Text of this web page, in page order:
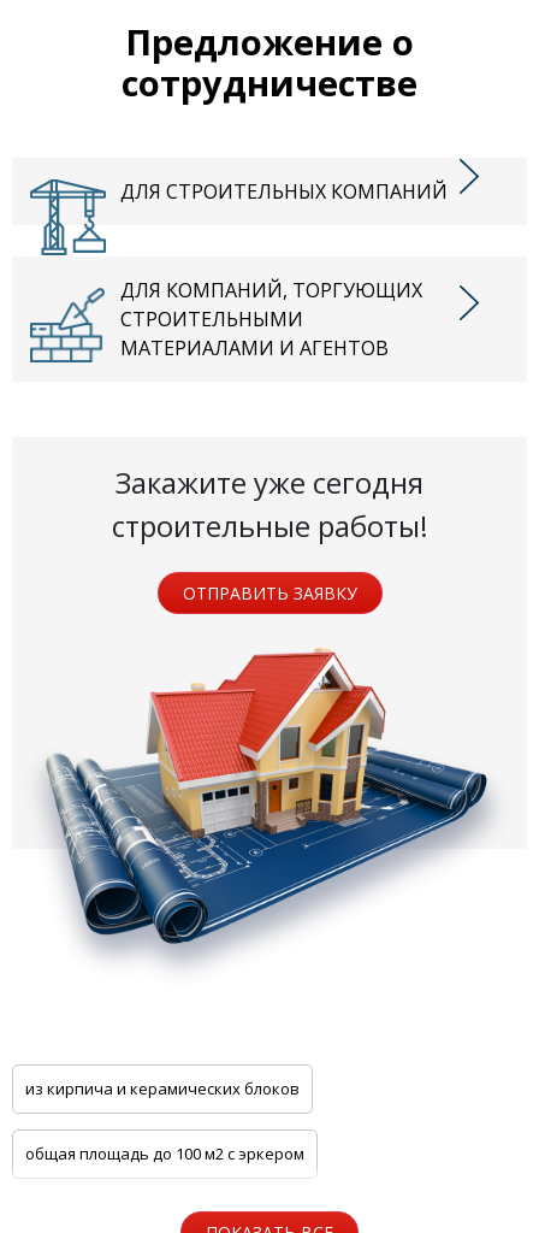
Предложение о
сотрудничестве
ДЛЯ СТРОИТЕЛЬНЫХ КОМПАНИЙ
ДЛЯ КОМПАНИЙ, ТОРГУЮЩИХ
СТРОИТЕЛЬНЫМИ
МАТЕРИАЛАМИ И АГЕНТОВ
Закажите уже сегодня
строительные работы!
ОТПРАВИТЬ ЗАЯВКУ
из кирпича и керамических блоков
общая площадь до 100 м2 с эркером
общая площадь до 100 м2 с цоколем